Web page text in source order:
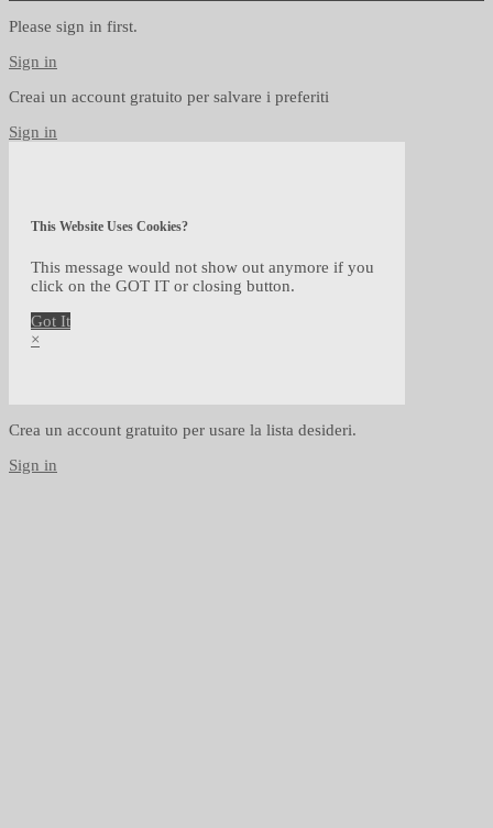
Please sign in first.
Sign in
Creai un account gratuito per salvare i preferiti
Sign in
This Website Uses Cookies?
This message would not show out anymore if you
click on the GOT IT or closing button.
Got It
×
Crea un account gratuito per usare la lista desideri.
Sign in